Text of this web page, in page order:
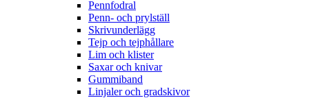
Pennfodral
Penn- och prylställ
Skrivunderlägg
Tejp och tejphållare
Lim och klister
Saxar och knivar
Gummiband
Linjaler och gradskivor